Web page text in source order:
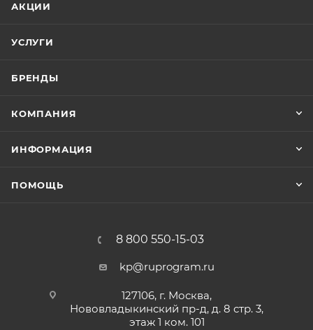
хранилища. Компьютер также имеет универсальный
обстановки, с эргономичным корпусом для
АКЦИИ
УСЛУГИ
БРЕНДЫ
КОМПАНИЯ
ИНФОРМАЦИЯ
ПОМОЩЬ
8 800 550-15-03
kp@ruprogram.ru
127106, г. Москва,
Нововладыкинский пр-д, д. 8 стр. 3,
этаж 1 ком. 101